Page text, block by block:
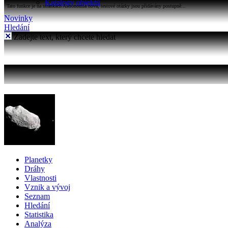
Katalogy objektů
Tato funkce je na stránkách Astronomia nová, testové otázky jsou přidávány postupně...
Novinky
Hledání
Zadejte text, který chcete hledat
Planetky
Dráhy
Vlastnosti
Vznik a vývoj
Seznam
Hledání
Statistika
Analýza